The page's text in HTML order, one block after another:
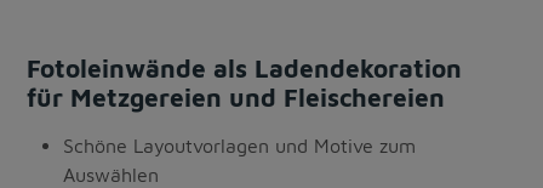
Fotoleinwände als Ladendekoration
für Metzgereien und Fleischereien
Schöne Layoutvorlagen und Motive zum
Auswählen